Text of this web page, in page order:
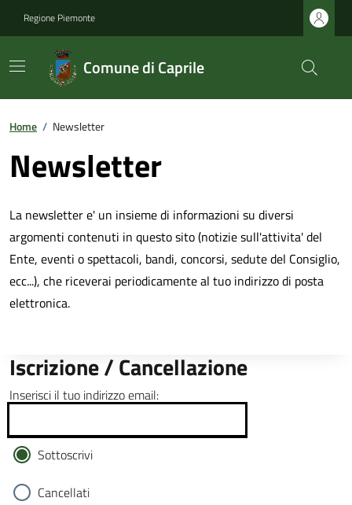
Regione Piemonte
Comune di Caprile
Home / Newsletter
Newsletter
La newsletter e' un insieme di informazioni su diversi
argomenti contenuti in questo sito (notizie sull'attivita' del
Ente, eventi o spettacoli, bandi, concorsi, sedute del Consiglio,
ecc...), che riceverai periodicamente al tuo indirizzo di posta
elettronica.
Iscrizione / Cancellazione
Inserisci il tuo indirizzo email:
Sottoscrivi
Cancellati